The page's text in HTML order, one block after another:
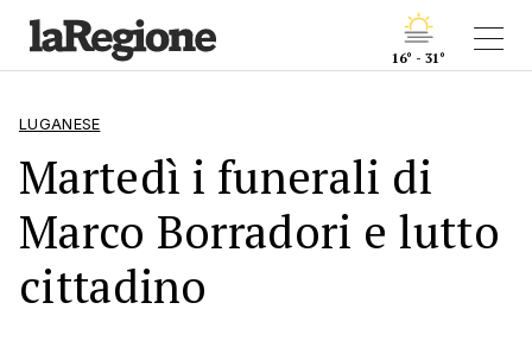
16° - 31°
LUGANESE
Martedì i funerali di
Marco Borradori e lutto
cittadino